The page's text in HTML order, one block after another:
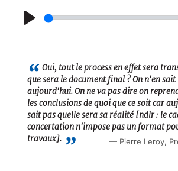
a
y
Oui, tout le process en effet sera
que sera le document final ? On n'en
aujourd'hui. On ne va pas dire on
les conclusions de quoi que ce soit car
sait pas quelle sera sa réalité [ndlr : le
concertation n'impose pas un format
travaux].
Pierre Leroy,